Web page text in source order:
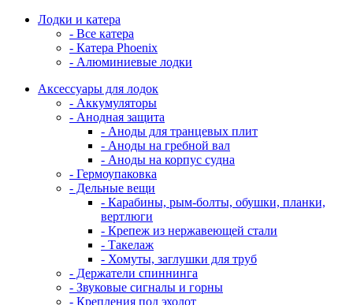
Лодки и катера
- Все катера
- Катера Phoenix
- Алюминиевые лодки
Аксессуары для лодок
- Аккумуляторы
- Анодная защита
- Аноды для транцевых плит
- Аноды на гребной вал
- Аноды на корпус судна
- Гермоупаковка
- Дельные вещи
- Карабины, рым-болты, обушки, планки,
вертлюги
- Крепеж из нержавеющей стали
- Такелаж
- Хомуты, заглушки для труб
- Держатели спиннинга
- Звуковые сигналы и горны
- Крепления под эхолот